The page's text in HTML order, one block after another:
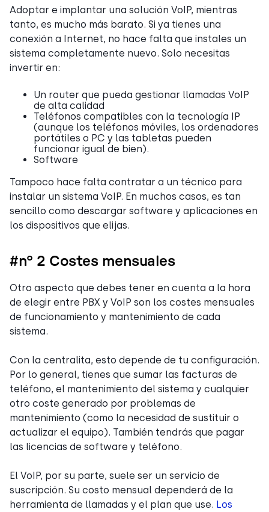
Adoptar e implantar una solución VoIP, mientras
tanto, es mucho más barato. Si ya tienes una
conexión a Internet, no hace falta que instales un
sistema completamente nuevo. Solo necesitas
invertir en:
Un router que pueda gestionar llamadas VoIP
de alta calidad
Teléfonos compatibles con la tecnología IP
(aunque los teléfonos móviles, los ordenadores
portátiles o PC y las tabletas pueden
funcionar igual de bien).
Software
Tampoco hace falta contratar a un técnico para
instalar un sistema VoIP. En muchos casos, es tan
sencillo como descargar software y aplicaciones en
los dispositivos que elijas.
#nº 2 Costes mensuales
Otro aspecto que debes tener en cuenta a la hora
de elegir entre PBX y VoIP son los costes mensuales
de funcionamiento y mantenimiento de cada
sistema.
Con la centralita, esto depende de tu configuración.
Por lo general, tienes que sumar las facturas de
teléfono, el mantenimiento del sistema y cualquier
otro coste generado por problemas de
mantenimiento (como la necesidad de sustituir o
actualizar el equipo). También tendrás que pagar
las licencias de software y teléfono.
El VoIP, por su parte, suele ser un servicio de
suscripción. Su costo mensual dependerá de la
herramienta de llamadas y el plan que use. Los